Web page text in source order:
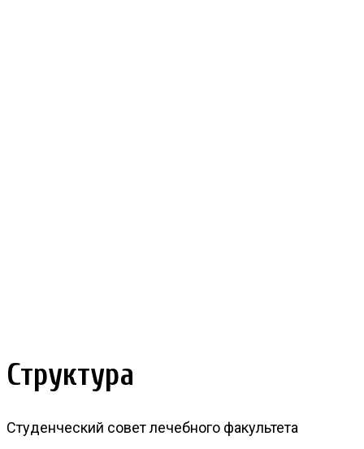
Структура
Студенческий совет лечебного факультета